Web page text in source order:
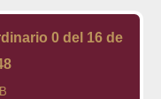
0 del 16 de